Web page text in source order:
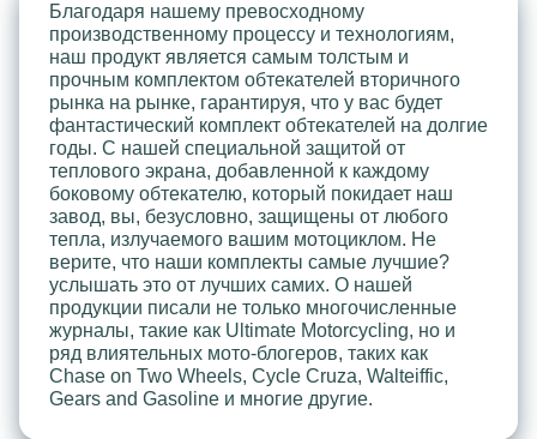
Благодаря нашему превосходному
производственному процессу и технологиям,
наш продукт является самым толстым и
прочным комплектом обтекателей вторичного
рынка на рынке, гарантируя, что у вас будет
фантастический комплект обтекателей на долгие
годы. С нашей специальной защитой от
теплового экрана, добавленной к каждому
боковому обтекателю, который покидает наш
завод, вы, безусловно, защищены от любого
тепла, излучаемого вашим мотоциклом. Не
верите, что наши комплекты самые лучшие?
услышать это от лучших самих. О нашей
продукции писали не только многочисленные
журналы, такие как Ultimate Motorcycling, но и
ряд влиятельных мото-блогеров, таких как
Chase on Two Wheels, Cycle Cruza, Walteiffic,
Gears and Gasoline и многие другие.